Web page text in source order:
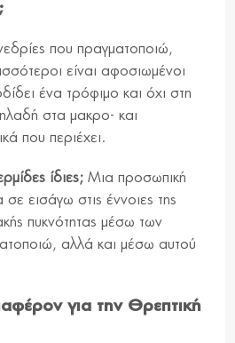
που πραγματοποιώ,
είναι αφοσιωμένοι
ένα τρόφιμο και όχι στη
στα μακρο- και
που περιέχει.
ίδιες; Μια προσωπική
εισάγω στις έννοιες της
πυκνότητας μέσω των
αλλά και μέσω αυτού
για την Θρεπτική